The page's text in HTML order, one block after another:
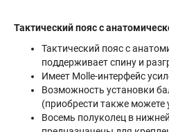
Тактический пояс с
Тактический пояс с
поддерживает спину и
Имеет Molle-интерфейс
Возможность установки
(приобрести также можете
Восемь полуколец в